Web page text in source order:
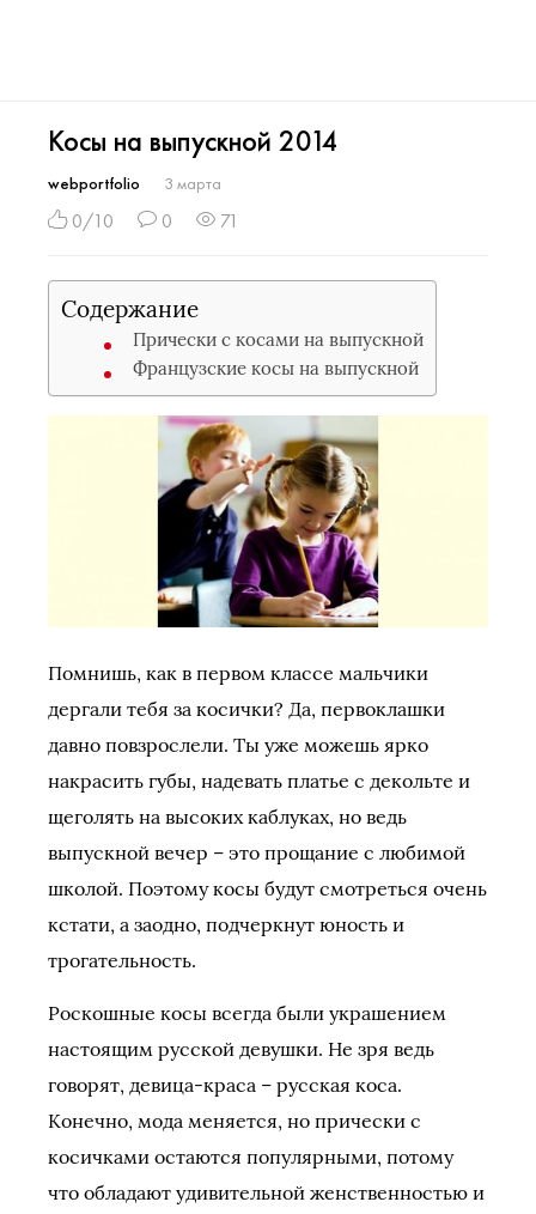
Косы на выпускной 2014
webportfolio 3 марта
0/10 0 71
Содержание
Прически с косами на выпускной
Французские косы на выпускной
Помнишь, как в первом классе мальчики
дергали тебя за косички? Да, первоклашки
давно повзрослели. Ты уже можешь ярко
накрасить губы, надевать платье с декольте и
щеголять на высоких каблуках, но ведь
выпускной вечер – это прощание с любимой
школой. Поэтому косы будут смотреться очень
кстати, а заодно, подчеркнут юность и
трогательность.
Роскошные косы всегда были украшением
настоящим русской девушки. Не зря ведь
говорят, девица-краса – русская коса.
Конечно, мода меняется, но прически с
косичками остаются популярными, потому
что обладают удивительной женственностью и